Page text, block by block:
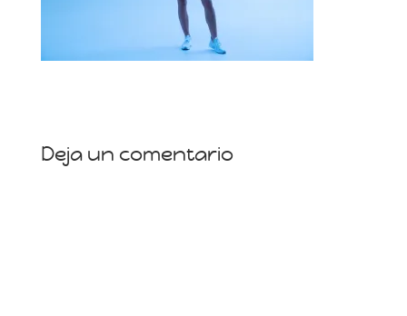
Deja un comentario